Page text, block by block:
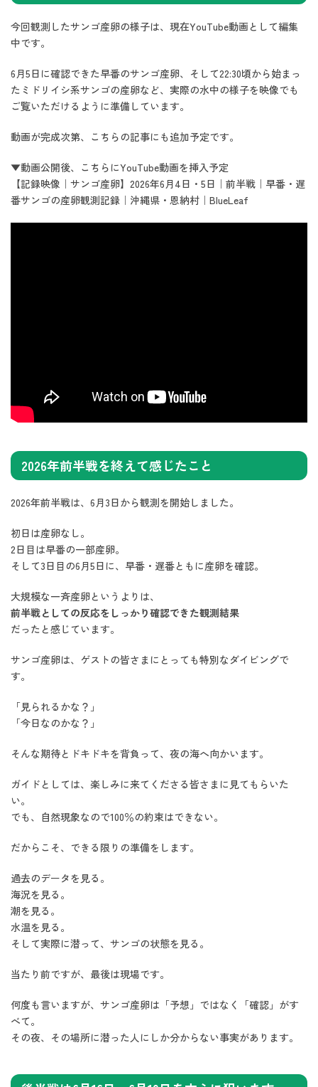
今回観測したサンゴ産卵の様子は、現在YouTube動画として編集
中です。
6月5日に確認できた早番のサンゴ産卵、そして22:30頃から始まっ
たミドリイシ系サンゴの産卵など、実際の水中の様子を映像でも
ご覧いただけるように準備しています。
動画が完成次第、こちらの記事にも追加予定です。
▼動画公開後、こちらにYouTube動画を挿入予定
【記録映像｜サンゴ産卵】2026年6月4日・5日｜前半戦｜早番・遅
番サンゴの産卵観測記録｜沖縄県・恩納村｜BlueLeaf
2026年前半戦を終えて感じたこと
2026年前半戦は、6月3日から観測を開始しました。
初日は産卵なし。
2日目は早番の一部産卵。
そして3日目の6月5日に、早番・遅番ともに産卵を確認。
大規模な一斉産卵というよりは、
前半戦としての反応をしっかり確認できた観測結果
だったと感じています。
サンゴ産卵は、ゲストの皆さまにとっても特別なダイビングで
す。
「見られるかな？」
「今日なのかな？」
そんな期待とドキドキを背負って、夜の海へ向かいます。
ガイドとしては、楽しみに来てくださる皆さまに見てもらいた
い。
でも、自然現象なので100％の約束はできない。
だからこそ、できる限りの準備をします。
過去のデータを見る。
海況を見る。
潮を見る。
水温を見る。
そして実際に潜って、サンゴの状態を見る。
当たり前ですが、最後は現場です。
何度も言いますが、サンゴ産卵は「予想」ではなく「確認」がす
べて。
その夜、その場所に潜った人にしか分からない事実があります。